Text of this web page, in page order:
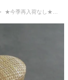
★今季再入荷なし★【CHIKUMO-千雲-】履きやすいほめられ草履 夏・単衣 ファブリック ライトブラウン｜021 くるり